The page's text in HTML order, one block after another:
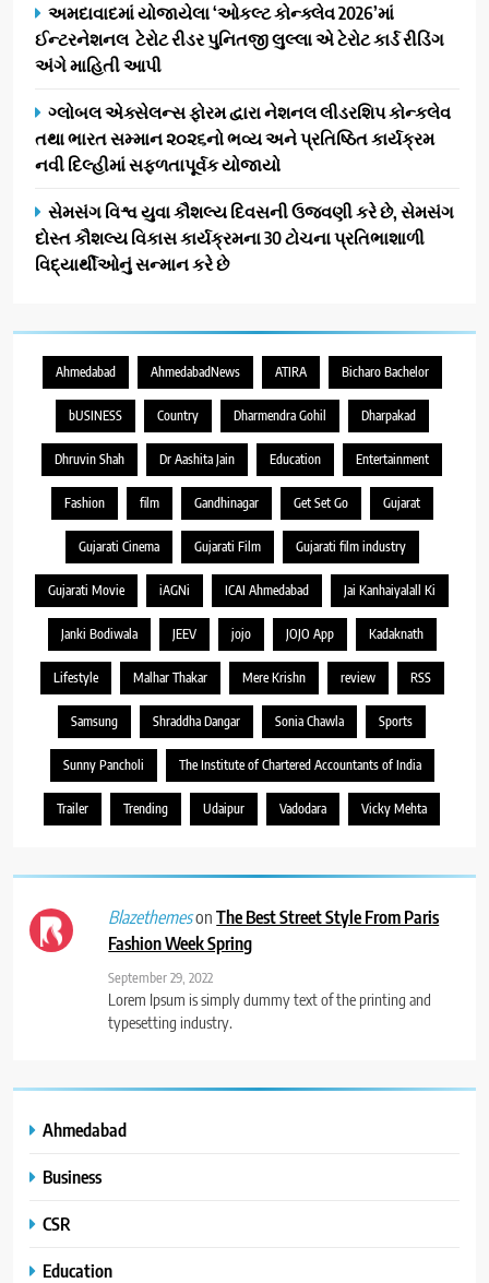
અમદાવાદમાં યોજાયેલા ‘ઓકલ્ટ કોન્ક્લેવ 2026’માં
ઈન્ટરનેશનલ ટેરોટ રીડર પુનિતજી લુલ્લા એ ટેરોટ કાર્ડ રીડિંગ
અંગે માહિતી આપી
ગ્લોબલ એક્સેલન્સ ફોરમ દ્વારા નેશનલ લીડરશિપ કોન્કલેવ
તથા ભારત સમ્માન ૨૦૨૬નો ભવ્ય અને પ્રતિષ્ઠિત કાર્યક્રમ
નવી દિલ્હીમાં સફળતાપૂર્વક યોજાયો
સેમસંગ વિશ્વ યુવા કૌશલ્ય દિવસની ઉજવણી કરે છે, સેમસંગ
દોસ્ત કૌશલ્ય વિકાસ કાર્યક્રમના 30 ટોચના પ્રતિભાશાળી
વિદ્યાર્થીઓનું સન્માન કરે છે
Ahmedabad AhmedabadNews ATIRA Bicharo Bachelor
bUSINESS Country Dharmendra Gohil Dharpakad
Dhruvin Shah Dr Aashita Jain Education Entertainment
Fashion film Gandhinagar Get Set Go Gujarat
Gujarati Cinema Gujarati Film Gujarati film industry
Gujarati Movie iAGNi ICAI Ahmedabad Jai Kanhaiyalall Ki
Janki Bodiwala JEEV jojo JOJO App Kadaknath
Lifestyle Malhar Thakar Mere Krishn review RSS
Samsung Shraddha Dangar Sonia Chawla Sports
Sunny Pancholi The Institute of Chartered Accountants of India
Trailer Trending Udaipur Vadodara Vicky Mehta
BlazethemesonThe Best Street Style From Paris
Fashion Week Spring
September 29, 2022
Lorem Ipsum is simply dummy text of the printing and
typesetting industry.
Ahmedabad
Business
CSR
Education